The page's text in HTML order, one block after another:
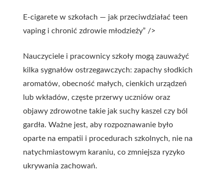
E-cigarete w szkołach — jak przeciwdziałać teen
vaping i chronić zdrowie młodzieży” />
Nauczyciele i pracownicy szkoły mogą zauważyć
kilka sygnałów ostrzegawczych: zapachy słodkich
aromatów, obecność małych, cienkich urządzeń
lub wkładów, częste przerwy uczniów oraz
objawy zdrowotne takie jak suchy kaszel czy ból
gardła. Ważne jest, aby rozpoznawanie było
oparte na empatii i procedurach szkolnych, nie na
natychmiastowym karaniu, co zmniejsza ryzyko
ukrywania zachowań.